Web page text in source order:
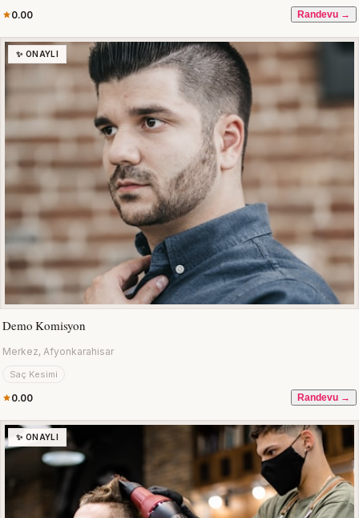
0.00 Randevu →
✨ ONAYLI
Demo Komisyon
Merkez, Afyonkarahisar
Saç Kesimi
0.00 Randevu →
✨ ONAYLI